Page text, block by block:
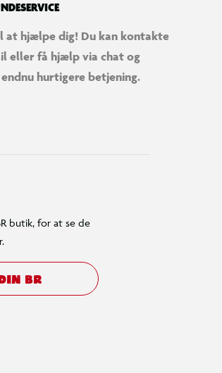
at hjælpe dig! Du kan kontakte
eller få hjælp via chat og
hurtigere betjening.
butik, for at se de
BR